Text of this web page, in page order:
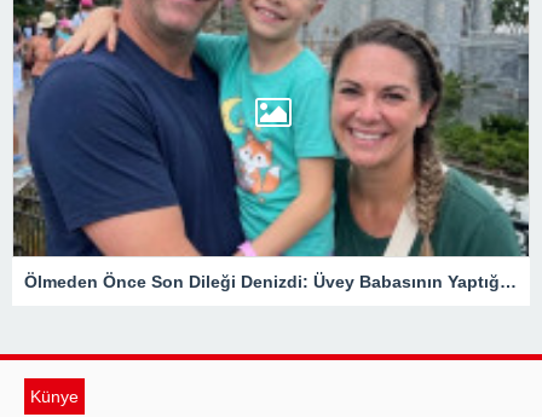
Ölmeden Önce Son Dileği Denizdi: Üvey Babasının Yaptığı Gizli Davet Tüm Ailenin Kaderini Değiştirdi
Künye